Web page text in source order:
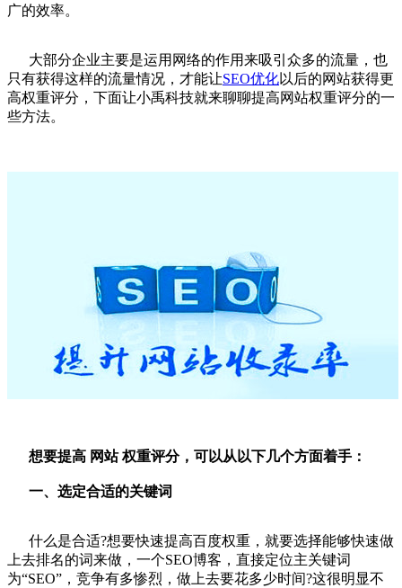
广的效率。
大部分企业主要是运用网络的作用来吸引众多的流量，也
只有获得这样的流量情况，才能让SEO优化以后的网站获得更
高权重评分，下面让小禹科技就来聊聊提高网站权重评分的一
些方法。
想要提高 网站 权重评分，可以从以下几个方面着手：
一、选定合适的关键词
什么是合适?想要快速提高百度权重，就要选择能够快速做
上去排名的词来做，一个SEO博客，直接定位主关键词
为“SEO”，竞争有多惨烈，做上去要花多少时间?这很明显不